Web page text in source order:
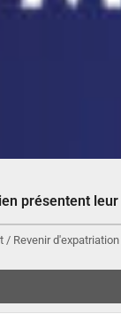
présentent
/ Revenir d'expatriation